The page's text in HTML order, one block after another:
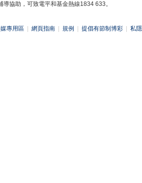
協助，可致電平和基金熱線1834 633。
專用區 網頁指南 規例 提倡有節制博彩 私